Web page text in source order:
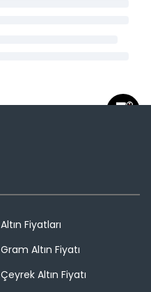
Altın Fiyatları
Gram Altın Fiyatı
Çeyrek Altın Fiyatı